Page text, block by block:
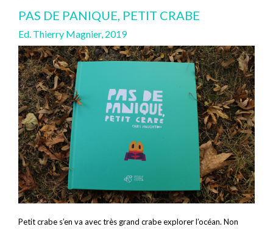
PAS DE PANIQUE, PETIT CRABE
Ed. Thierry Magnier, 2019
Petit crabe s’en va avec très grand crabe explorer l’océan. Non